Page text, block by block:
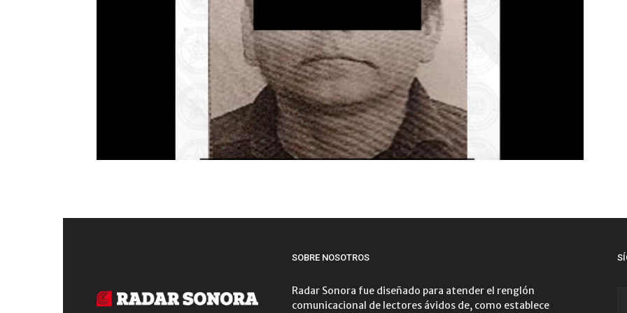
SOBRE NOSOTROS
Radar Sonora fue diseñado para atender el renglón
comunicacional de lectores ávidos de, como establece